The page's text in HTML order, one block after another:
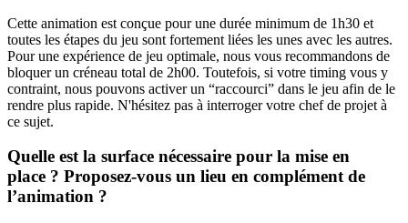
Cette animation est conçue pour une durée minimum de 1h30 et
toutes les étapes du jeu sont fortement liées les unes avec les autres.
Pour une expérience de jeu optimale, nous vous recommandons de
bloquer un créneau total de 2h00. Toutefois, si votre timing vous y
contraint, nous pouvons activer un “raccourci” dans le jeu afin de le
rendre plus rapide. N'hésitez pas à interroger votre chef de projet à
ce sujet.
Quelle est la surface nécessaire pour la mise en
place ? Proposez-vous un lieu en complément de
l’animation ?